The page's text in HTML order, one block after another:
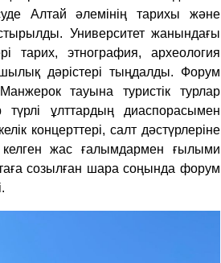
Алтай әлемінің тарихы және
Университет жанындағы
этнография, археология
дәрістері тыңдалды. Форум
тауына туристік турлар
ұлттардың диаспорасымен
концерттері, салт дәстүрлеріне
келген жас ғалымдармен ғылыми
созылған шара соңында форум